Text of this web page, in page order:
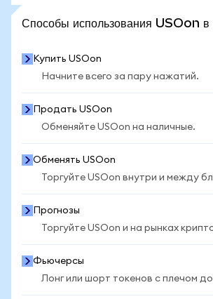
Способы использования USOon
Купить USOon
Начните всего за пару нажатий.
Продать USOon
Обменяйте USOon на наличные.
Обменять USOon
Торгуйте USOon внутри и между
Прогнозы
Торгуйте USOon и на рынках
Фьючерсы
Лонг или шорт токенов с плечом